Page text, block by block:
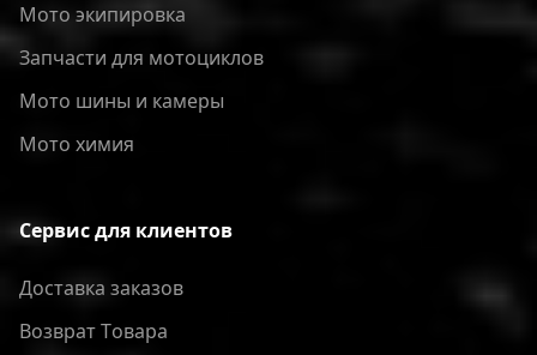
Мото экипировка
Запчасти для мотоциклов
Мото шины и камеры
Мото химия
Сервис для клиентов
Доставка заказов
Bозврат Tовара